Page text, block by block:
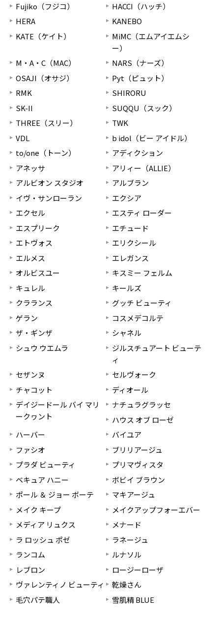
Fujiko（フジコ）
HACCI（ハッチ）
HERA
KANEBO
KATE（ケイト）
MiMC（エムアイエムシ
ー）
M・A・C（MAC）
NARS（ナーズ）
OSAJI（オサジ）
Pyt（ピュット）
RMK
SHIRORU
SK-II
SUQQU（スック）
THREE（スリー）
TWK
VDL
b idol（ビー アイドル）
to/one（トーン）
アディクション
アネッサ
アリィー（ALLIE）
アルビオン スタジオ
アルブラン
イヴ・サンローラン
エクシア
エクセル
エスティ ローダー
エスプリーク
エチュード
エトヴォス
エリクシール
エルメス
エレガンス
オルビスユー
キスミー フェルム
キュレル
キールズ
クラランス
グッチ ビューティ
ゲラン
コスメデコルテ
ザ・ギンザ
シャネル
シュウ ウエムラ
ジルスチュアート ビューテ
ィ
セザンヌ
セルヴォーク
チャコット
ディオール
デイジードール バイ マリ
ークヮント
ナチュラグラッセ
ハウス オブ ローゼ
ハーバー
バイユア
ファシオ
ブリリアージュ
プラダ ビューティ
プリマヴィスタ
ベキュア ハニー
ボビイ ブラウン
ポール ＆ ジョー ボーテ
マキアージュ
メイク キープ
メイクアップフォーエバー
メディア リュクス
メナード
ラ ロッシュ ポゼ
ラネージュ
ランコム
ルナソル
レブロン
ロージーローザ
ヴァレンティノ ビューティ
乾燥さん
毛穴パテ職人
雪肌精 BLUE